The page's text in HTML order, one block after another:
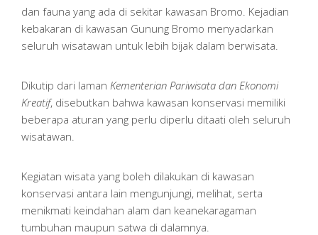
dan fauna yang ada di sekitar kawasan Bromo. Kejadian
kebakaran di kawasan Gunung Bromo menyadarkan
seluruh wisatawan untuk lebih bijak dalam berwisata.
Dikutip dari laman Kementerian Pariwisata dan Ekonomi
Kreatif, disebutkan bahwa kawasan konservasi memiliki
beberapa aturan yang perlu diperlu ditaati oleh seluruh
wisatawan.
Kegiatan wisata yang boleh dilakukan di kawasan
konservasi antara lain mengunjungi, melihat, serta
menikmati keindahan alam dan keanekaragaman
tumbuhan maupun satwa di dalamnya.